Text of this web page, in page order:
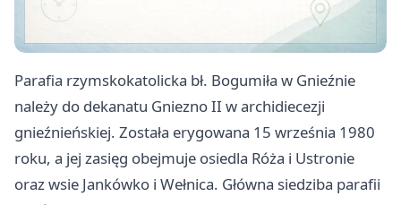
Parafia rzymskokatolicka bł. Bogumiła w Gnieźnie
należy do dekanatu Gniezno II w archidiecezji
gnieźnieńskiej. Została erygowana 15 września 1980
roku, a jej zasięg obejmuje osiedla Róża i Ustronie
oraz wsie Jankówko i Wełnica. Główna siedziba parafii